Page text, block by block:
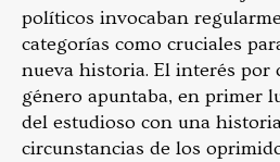
políticos invocaban
categorías como cruciales
nueva historia. El interés por
género apuntaba, en primer
del estudioso con una
circunstancias de los